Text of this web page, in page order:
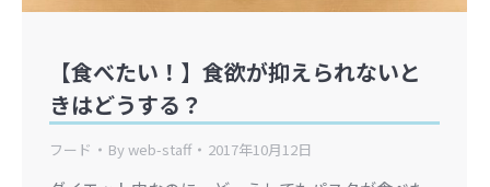
【食べたい！】食欲が抑えられないと
きはどうする？
フード Byweb-staff 2017年10月12日